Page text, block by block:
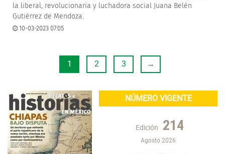
la liberal, revolucionaria y luchadora social Juana Belén
Gutiérrez de Mendoza.
10-03-2023 07:05
1 2 3 →
NÚMERO VIGENTE
Edición 214
Agosto 2026